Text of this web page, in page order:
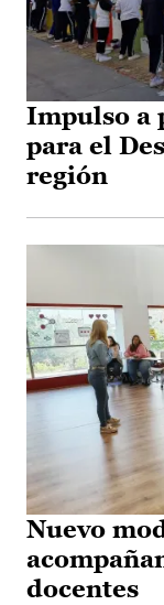
Impulso a
para el
región
Nuevo
docentes